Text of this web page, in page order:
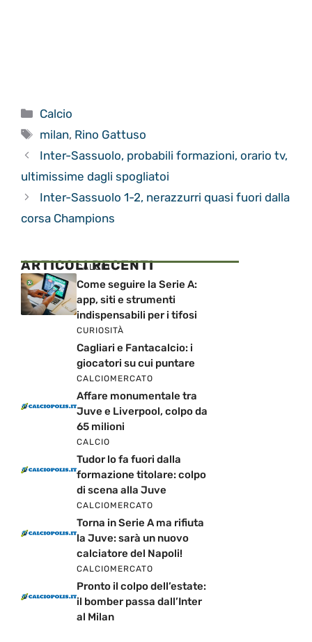
Categorie
Calcio
Tag
milan, Rino Gattuso
Inter-Sassuolo, probabili formazioni, orario tv,
ultimissime dagli spogliatoi
Inter-Sassuolo 1-2, nerazzurri quasi fuori dalla
corsa Champions
ARTICOLI RECENTI
CALCIO
Come seguire la Serie A:
app, siti e strumenti
indispensabili per i tifosi
CURIOSITÀ
Cagliari e Fantacalcio: i
giocatori su cui puntare
CALCIOMERCATO
Affare monumentale tra
Juve e Liverpool, colpo da
65 milioni
CALCIO
Tudor lo fa fuori dalla
formazione titolare: colpo
di scena alla Juve
CALCIOMERCATO
Torna in Serie A ma rifiuta
la Juve: sarà un nuovo
calciatore del Napoli!
CALCIOMERCATO
Pronto il colpo dell’estate:
il bomber passa dall’Inter
al Milan